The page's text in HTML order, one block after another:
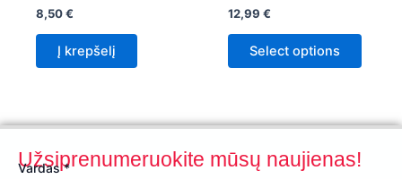
Įvertinimas:
iš
8,50€
Į krepšelį
Įvertinimas:
iš
12,99 €
Select options
Užsiprenumeruokite mūsų naujienas!
Vardas*